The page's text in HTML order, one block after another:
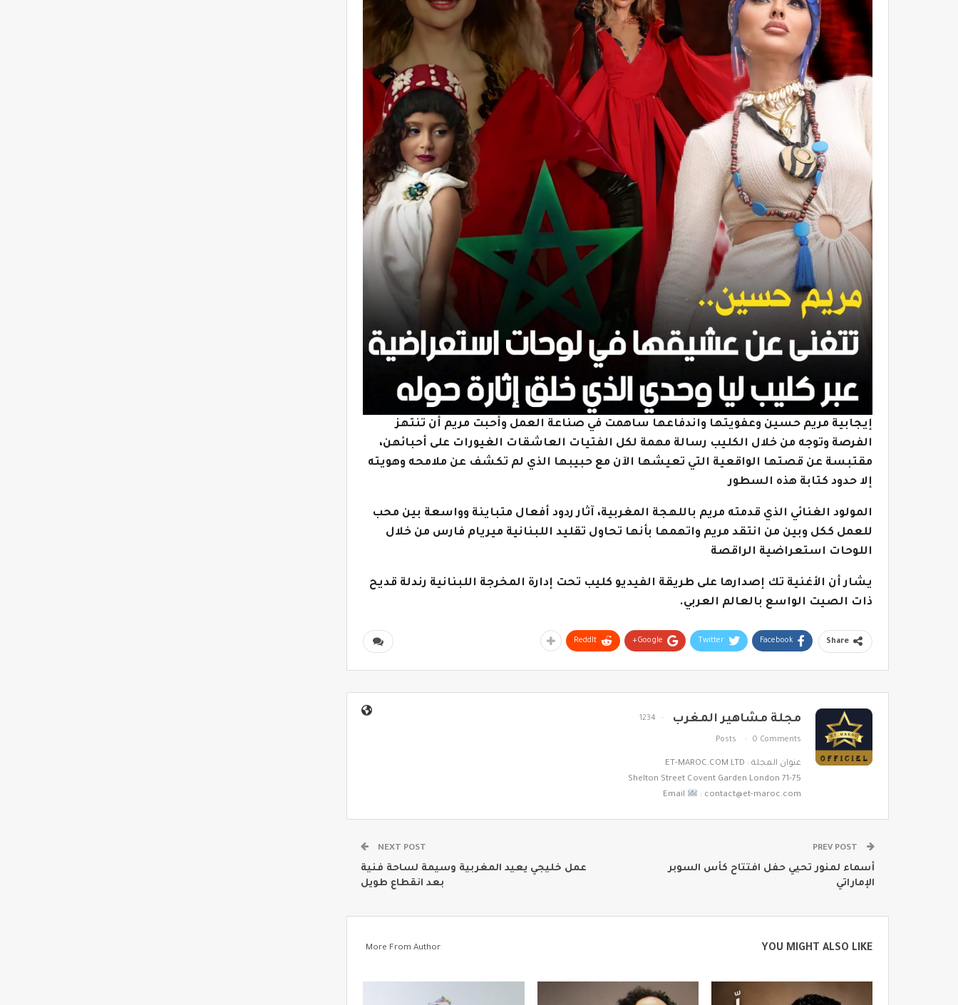
إيجابية مريم حسين وعفويتها واندفاعها ساهمت في صناعة العمل وأحبت مريم أن تنتهز
الفرصة وتوجه من خلال الكليب رسالة مهمة لكل الفتيات العاشقات الغيورات على أحبائهن،
مقتبسة عن قصتها الواقعية التي تعيشها الآن مع حبيبها الذي لم تكشف عن ملامحه وهويته
إلا حدود كتابة هذه السطور
المولود الغنائي الذي قدمته مريم باللهجة المغربية، آثار ردود أفعال متباينة وواسعة بين محب
للعمل ككل وبين من انتقد مريم واتهمها بأنها تحاول تقليد اللبنانية ميريام فارس من خلال
اللوحات استعراضية الراقصة
يشار أن الأغنية تك إصدارها على طريقة الفيديو كليب تحت إدارة المخرجة اللبنانية رندلة قديح
ذات الصيت الواسع بالعالم العربي.
Share
Facebook
Twitter
Google+
ReddIt
مجلة مشاهير المغرب 1234
Posts 0 Comments
عنوان المجلة : ET-MAROC.COM LTD
71-75 Shelton Street Covent Garden London
Email
: contact@et-maroc.com
أسماء لمنور تحيي حفل افتتاح كأس السوبر
الإماراتي
NEXT POST
عمل خليجي يعيد المغربية وسيمة لساحة فنية
بعد انقطاع طويل
YOU MIGHT ALSO LIKE
More From Author